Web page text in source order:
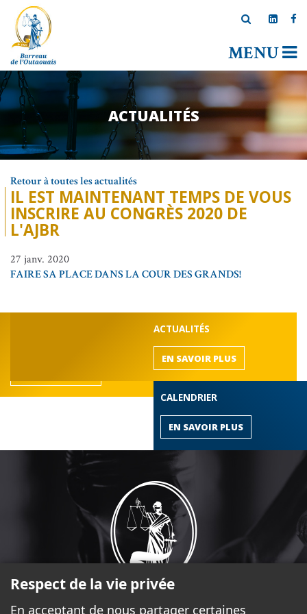
MENU
ACTUALITÉS
Retour à toutes les actualités
IL EST MAINTENANT TEMPS DE VOUS
INSCRIRE AU CONGRÈS 2020 DE
L'AJBR
27 janv. 2020
FAIRE SA PLACE DANS LA COUR DES GRANDS!
ACTUALITÉS
EN SAVOIR PLUS
CALENDRIER
EN SAVOIR PLUS
Respect de la vie privée
En acceptant de nous partager certaines